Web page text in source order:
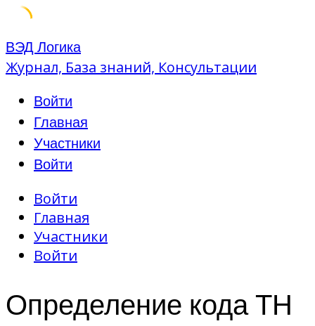
Skip
to
ВЭД Логика
Журнал, База знаний, Консультации
Войти
Главная
Участники
Войти
Войти
Главная
Участники
Войти
Определение кода ТН